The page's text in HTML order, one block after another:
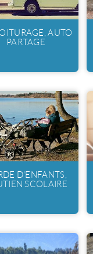
AUTO
PARTAGE
D'ENFANTS,
SCOLAIRE